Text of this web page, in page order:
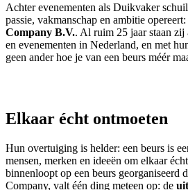
Achter evenementen als Duikvaker
passie, vakmanschap en ambitie opereert:
Company B.V.. Al ruim 25 jaar staan zij
en evenementen in Nederland, en met
geen ander hoe je van een beurs méér
Elkaar écht ontmoeten
Hun overtuiging is helder: een beurs is
mensen, merken en ideeën om elkaar
binnenloopt op een beurs georganiseerd
Company, valt één ding meteen op: de